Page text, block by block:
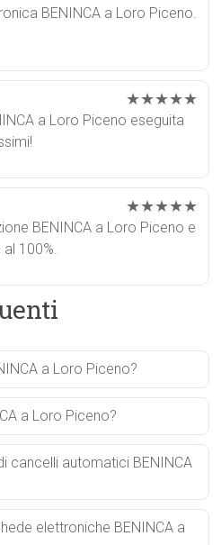
BENINCA a Loro Piceno.
★★★★★
a Loro Piceno eseguita
★★★★★
BENINCA a Loro Piceno e
100%.
a Loro Piceno?
a Loro Piceno?
cancelli automatici BENINCA
elettroniche BENINCA a